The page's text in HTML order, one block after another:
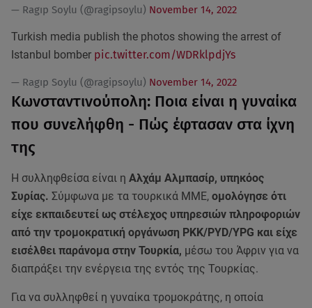
— Ragıp Soylu (@ragipsoylu) November 14, 2022
Turkish media publish the photos showing the arrest of
Istanbul bomber pic.twitter.com/WDRklpdjYs
— Ragıp Soylu (@ragipsoylu) November 14, 2022
Κωνσταντινούπολη: Ποια είναι η γυναίκα
που συνελήφθη - Πώς έφτασαν στα ίχνη
της
Η συλληφθείσα είναι η Αλχάμ Αλμπασίρ, υπηκόος
Συρίας. Σύμφωνα με τα τουρκικά ΜΜΕ, ομολόγησε ότι
είχε εκπαιδευτεί ως στέλεχος υπηρεσιών πληροφοριών
από την τρομοκρατική οργάνωση PKK/PYD/YPG και είχε
εισέλθει παράνομα στην Τουρκία, μέσω του Άφριν για να
διαπράξει την ενέργεια της εντός της Τουρκίας.
Για να συλληφθεί η γυναίκα τρομοκράτης, η οποία